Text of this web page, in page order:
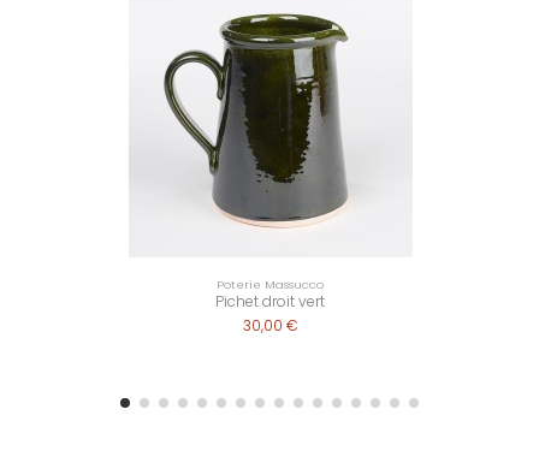
Poterie Massucco
Pichet droit vert
30,00 €